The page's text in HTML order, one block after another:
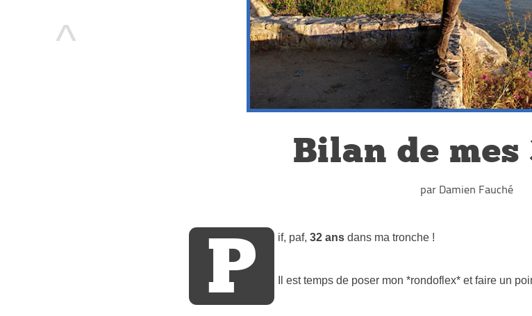
^
Bilan de mes
par Damien Fauché
P if, paf,32 ans dans ma tronche !
Il est temps de poser mon *rondoflex* et faire un